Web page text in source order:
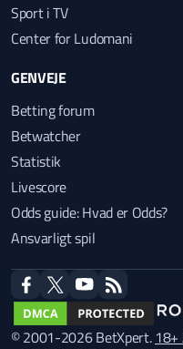
Sport i TV
Center for Ludomani
GENVEJE
Betting forum
Betwatcher
Statistik
Livescore
Odds guide: Hvad er Odds?
Ansvarligt spil
facebooktwitter youtubeRSS
© 2001-2026 BetXpert.